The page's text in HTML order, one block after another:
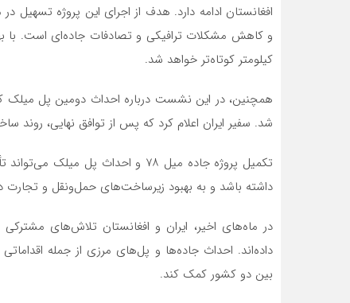
افغانستان ادامه دارد. هدف از اجرای این پروژه تسهیل
کیلومتر کوتاه‌تر خواهد شد.
همچنین، در این نشست درباره احداث دومین پل میلک
شد. سفیر ایران اعلام کرد که پس از توافق نهایی، روند
تکمیل پروژه جاده میل ۷۸ و احداث
داشته باشد و به بهبود زیرساخت‌های حمل‌ونقل و
در ماه‌های اخیر، ایران و افغانستان تلاش‌های
داده‌اند. احداث جاده‌ها و پل‌های مرزی از جمله
بین دو کشور کمک کند.